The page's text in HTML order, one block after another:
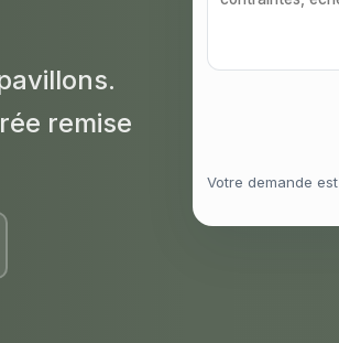
remise
Votre demande est